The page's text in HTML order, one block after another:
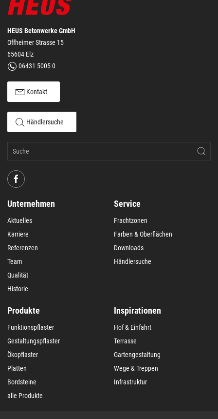
HEUS Betonwerke GmbH
Offheimer Strasse 15
65604 Elz
06431 5005 0
Kontakt
Händlersuche
Unternehmen
Aktuelles
Karriere
Referenzen
Team
Qualität
Historie
Service
Frachtzonen
Farben & Oberflächen
Downloads
Händlersuche
Produkte
Funktionspflaster
Gestaltungspflaster
Ökopflaster
Platten
Bordsteine
alle Produkte
Inspirationen
Hof & Einfahrt
Terrasse
Gartengestaltung
Wege & Treppen
Infrastruktur